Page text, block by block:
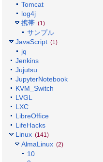
Tomcat
log4j
携帯 (1)
サンプル
JavaScript (1)
jq
Jenkins
Jujutsu
JupyterNotebook
KVM_Switch
LVGL
LXC
LibreOffice
LifeHacks
Linux (141)
AlmaLinux (2)
10